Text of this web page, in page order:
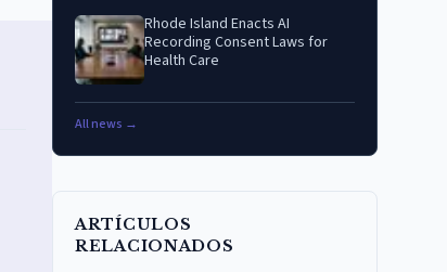
Rhode Island Enacts AI
Recording Consent Laws for
Health Care
All news →
ARTÍCULOS
RELACIONADOS